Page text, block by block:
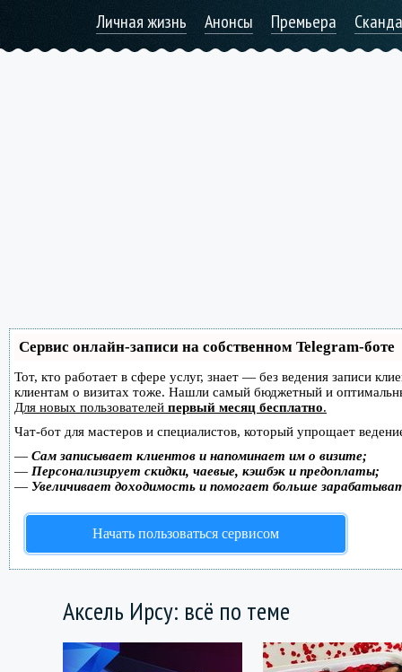
Личная жизнь Анонсы Премьера
Сервис онлайн-записи на собственном Telegram-боте
Тот, кто работает в сфере услуг, знает — без ведения записи
клиентам о визитах тоже. Нашли самый бюджетный и
Для новых пользователей первый месяц бесплатно.
Чат-бот для мастеров и специалистов, который упрощает
— Сам записывает клиентов и напоминает им о визите;
— Персонализирует скидки, чаевые, кэшбэк и предоплаты;
— Увеличивает доходимость и помогает больше
Начать пользоваться сервисом
Аксель Ирсу: всё по теме